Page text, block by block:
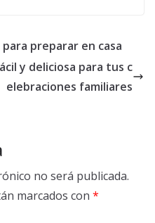
preparar en casa
y deliciosa para tus c
elebraciones familiares
no será publicada.
marcados con *